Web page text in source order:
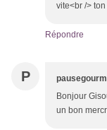
vite<br />
Répondre
P
Bonjour
un bon